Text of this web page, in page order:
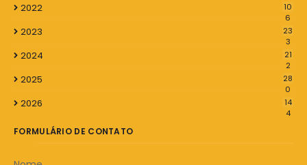
2022
10
6
2023
23
3
2024
21
2
2025
28
0
2026
14
4
FORMULÁRIO DE CONTATO